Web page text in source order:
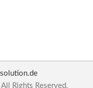
Rights Reserved.